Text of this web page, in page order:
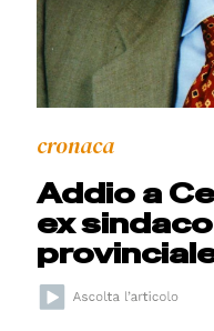
cronaca
Addio a
ex